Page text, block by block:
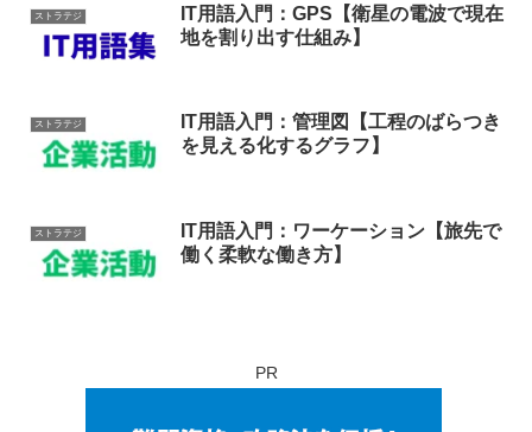
ストラテジ
IT用語入門：GPS【衛星の電波で現在
地を割り出す仕組み】
ストラテジ
IT用語入門：管理図【工程のばらつき
を見える化するグラフ】
ストラテジ
IT用語入門：ワーケーション【旅先で
働く柔軟な働き方】
PR